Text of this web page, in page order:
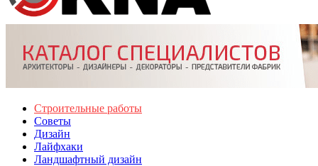
Строительные работы
Советы
Дизайн
Лайфхаки
Ландшафтный дизайн